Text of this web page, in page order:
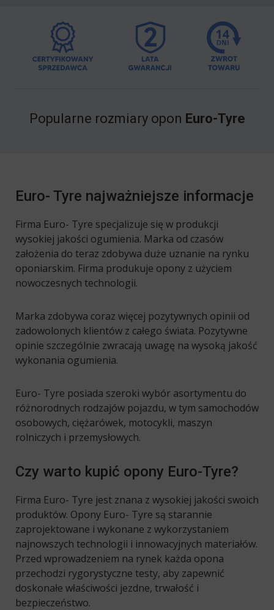
Popularne rozmiary opon Euro-Tyre
Euro- Tyre najważniejsze informacje
Firma Euro- Tyre specjalizuje się w produkcji
wysokiej jakości ogumienia. Marka od czasów
założenia do teraz zdobywa duże uznanie na rynku
oponiarskim. Firma produkuje opony z użyciem
nowoczesnych technologii.
Marka zdobywa coraz więcej pozytywnych opinii od
zadowolonych klientów z całego świata. Pozytywne
opinie szczególnie zwracają uwagę na wysoką jakość
wykonania ogumienia.
Euro- Tyre posiada szeroki wybór asortymentu do
różnorodnych rodzajów pojazdu, w tym samochodów
osobowych, ciężarówek, motocykli, maszyn
rolniczych i przemysłowych.
Czy warto kupić opony Euro-Tyre?
Firma Euro- Tyre jest znana z wysokiej jakości swoich
produktów. Opony Euro- Tyre są starannie
zaprojektowane i wykonane z wykorzystaniem
najnowszych technologii i innowacyjnych materiałów.
Przed wprowadzeniem na rynek każda opona
przechodzi rygorystyczne testy, aby zapewnić
doskonałe właściwości jezdne, trwałość i
bezpieczeństwo.